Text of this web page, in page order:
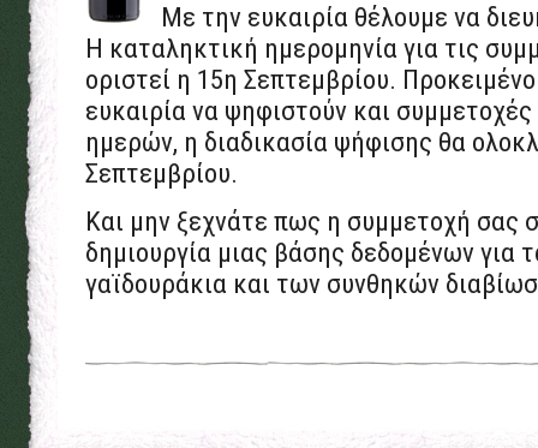
Με την ευκαιρία θέλουμε να
Η καταληκτική ημερομηνία για τις
οριστεί η 15η Σεπτεμβρίου.
ευκαιρία να ψηφιστούν και
ημερών, η διαδικασία ψήφισης θα
Σεπτεμβρίου.
Και μην ξεχνάτε πως η συμμετοχή σας
δημιουργία μιας βάσης δεδομένων για
γαϊδουράκια και των συνθηκών